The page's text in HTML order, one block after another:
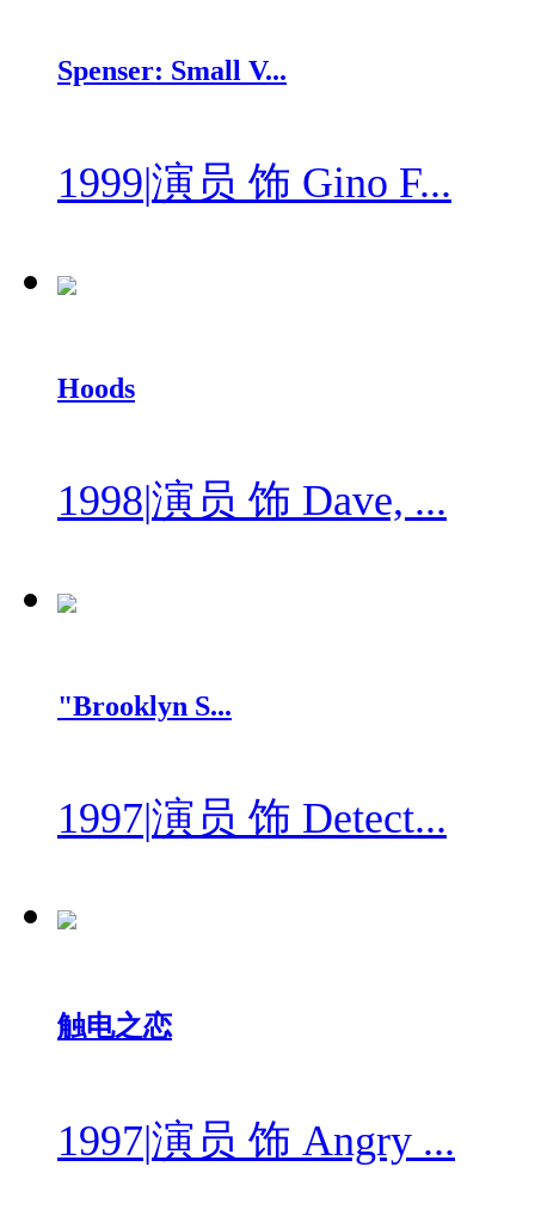
Spenser: Small V...
1999|演员 饰 Gino F...
Hoods
1998|演员 饰 Dave, ...
"Brooklyn S...
1997|演员 饰 Detect...
触电之恋
1997|演员 饰 Angry ...